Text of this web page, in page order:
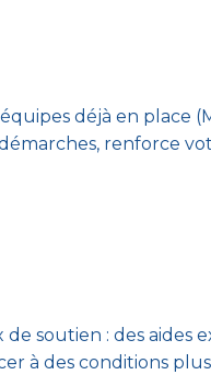
déjà en place
démarches, renforce
soutien : des aides
à des conditions